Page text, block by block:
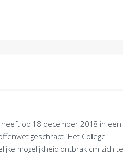
heeft op 18 december 2018 in een
geschrapt. Het College
mogelijkheid ontbrak om zich te